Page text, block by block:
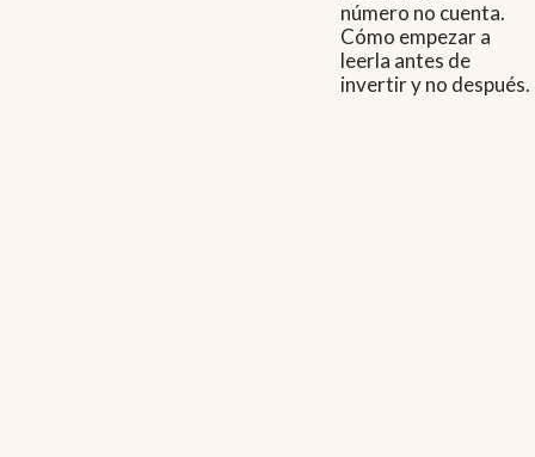
número no cuenta.
Cómo empezar a
leerla antes de
invertir y no después.